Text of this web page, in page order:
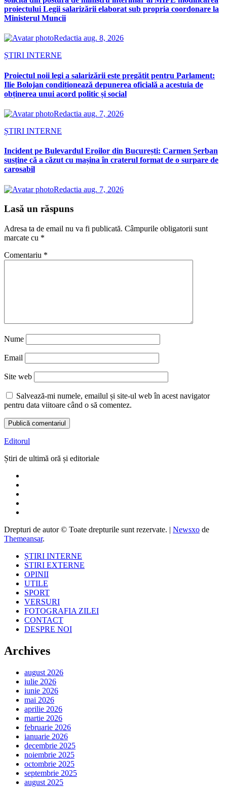
proiectului Legii salarizării elaborat sub propria coordonare la
Ministerul Muncii
Redactia aug. 8, 2026
ȘTIRI INTERNE
Proiectul noii legi a salarizării este pregătit pentru Parlament:
Ilie Bolojan condiționează depunerea oficială a acestuia de
obținerea unui acord politic și social
Redactia aug. 7, 2026
ȘTIRI INTERNE
Incident pe Bulevardul Eroilor din București: Carmen Șerban
susține că a căzut cu mașina în craterul format de o surpare de
carosabil
Redactia aug. 7, 2026
Lasă un răspuns
Adresa ta de email nu va fi publicată. Câmpurile obligatorii sunt
marcate cu *
Comentariu *
Nume
Email
Site web
Salvează-mi numele, emailul și site-ul web în acest navigator
pentru data viitoare când o să comentez.
Editorul
Știri de ultimă oră și editoriale
Drepturi de autor © Toate drepturile sunt rezervate. | Newsxo de
Themeansar.
ȘTIRI INTERNE
STIRI EXTERNE
OPINII
UTILE
SPORT
VERSURI
FOTOGRAFIA ZILEI
CONTACT
DESPRE NOI
Archives
august 2026
iulie 2026
iunie 2026
mai 2026
aprilie 2026
martie 2026
februarie 2026
ianuarie 2026
decembrie 2025
noiembrie 2025
octombrie 2025
septembrie 2025
august 2025